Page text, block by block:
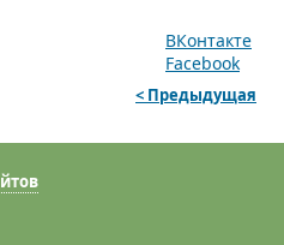
ВКонтакте
Facebook
< Предыдущая